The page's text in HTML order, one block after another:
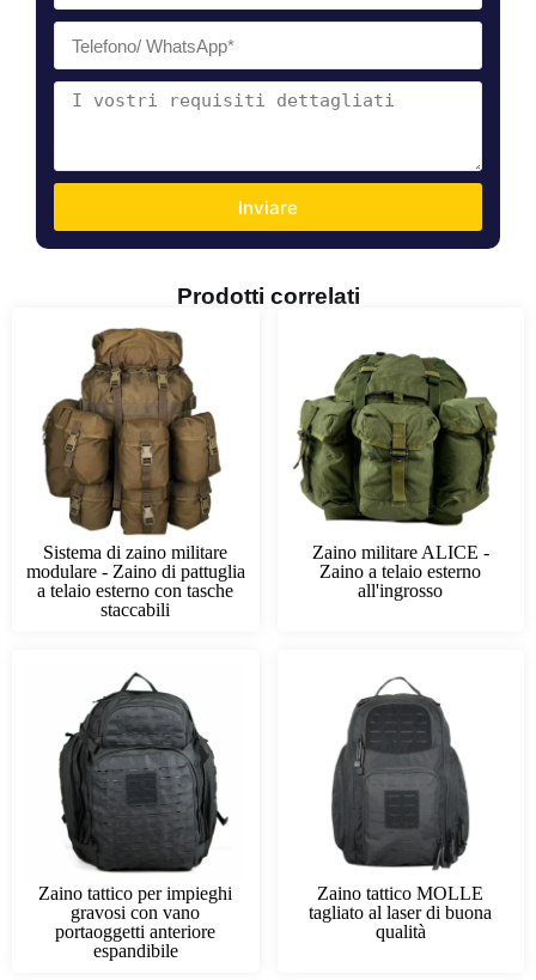
Inviare
Prodotti correlati
Sistema di zaino militare
modulare - Zaino di pattuglia
a telaio esterno con tasche
staccabili
Zaino militare ALICE -
Zaino a telaio esterno
all'ingrosso
Zaino tattico per impieghi
gravosi con vano
portaoggetti anteriore
espandibile
Zaino tattico MOLLE
tagliato al laser di buona
qualità